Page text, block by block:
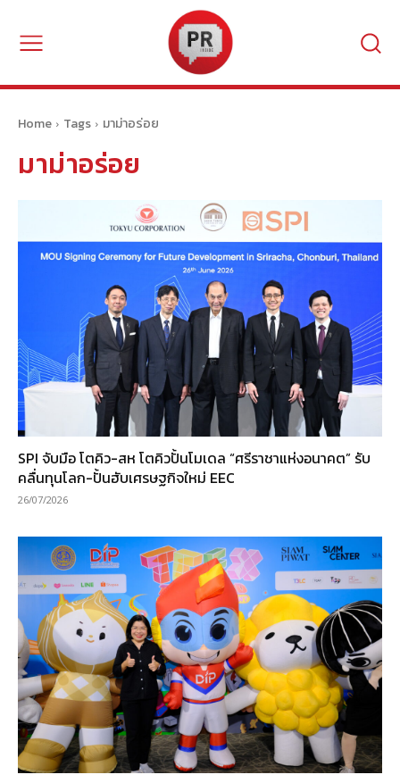
Home Tags มาม่าอร่อย
มาม่าอร่อย
SPI จับมือ โตคิว-สห โตคิวปั้นโมเดล “ศรีราชาแห่งอนาคต” รับ
คลื่นทุนโลก-ปั้นฮับเศรษฐกิจใหม่ EEC
26/07/2026